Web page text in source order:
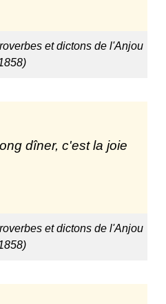
et dictons de l'Anjou
dîner, c'est la joie
et dictons de l'Anjou